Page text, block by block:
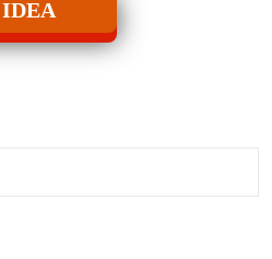
IDEA